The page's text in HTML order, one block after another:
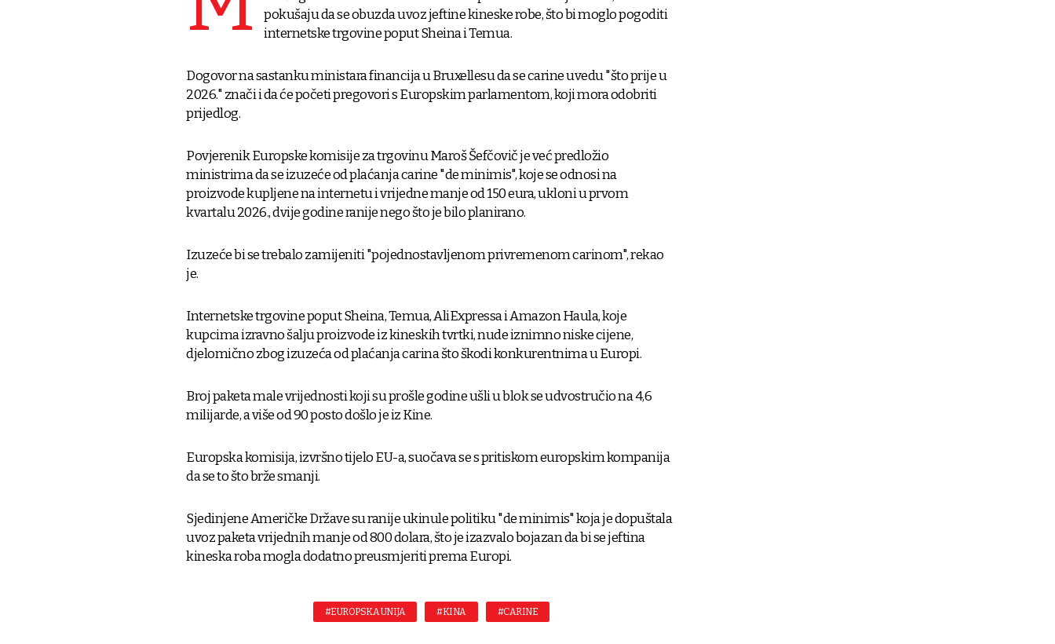
pokušaju da se obuzda uvoz jeftine kineske robe, što bi moglo pogoditi
internetske trgovine poput Sheina i Temua.
Dogovor na sastanku ministara financija u Bruxellesu da se carine uvedu "što prije u
2026." znači i da će početi pregovori s Europskim parlamentom, koji mora odobriti
prijedlog.
Povjerenik Europske komisije za trgovinu Maroš Šefčovič je već predložio
ministrima da se izuzeće od plaćanja carine "de minimis", koje se odnosi na
proizvode kupljene na internetu i vrijedne manje od 150 eura, ukloni u prvom
kvartalu 2026., dvije godine ranije nego što je bilo planirano.
Izuzeće bi se trebalo zamijeniti "pojednostavljenom privremenom carinom", rekao
je.
Internetske trgovine poput Sheina, Temua, AliExpressa i Amazon Haula, koje
kupcima izravno šalju proizvode iz kineskih tvrtki, nude iznimno niske cijene,
djelomično zbog izuzeća od plaćanja carina što škodi konkurentnima u Europi.
Broj paketa male vrijednosti koji su prošle godine ušli u blok se udvostručio na 4,6
milijarde, a više od 90 posto došlo je iz Kine.
Europska komisija, izvršno tijelo EU-a, suočava se s pritiskom europskim kompanija
da se to što brže smanji.
Sjedinjene Američke Države su ranije ukinule politiku "de minimis" koja je dopuštala
uvoz paketa vrijednih manje od 800 dolara, što je izazvalo bojazan da bi se jeftina
kineska roba mogla dodatno preusmjeriti prema Europi.
#EUROPSKA UNIJA #KINA #CARINE